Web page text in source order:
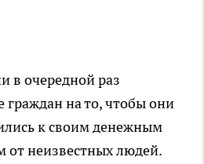
в очередной раз
на то, чтобы они
к своим денежным
от неизвестных людей.